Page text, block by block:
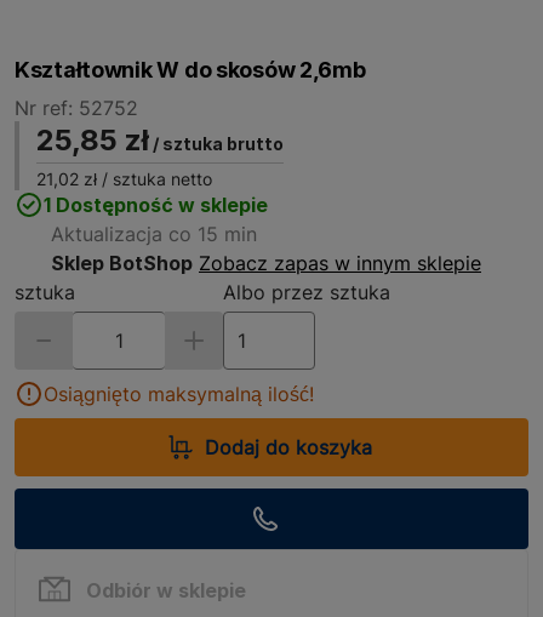
Kształtownik W do skosów 2,6mb
Nr ref: 52752
25,85 zł / sztuka brutto
21,02 zł / sztuka netto
1 Dostępność w sklepie
Aktualizacja co 15 min
Sklep BotShop Zobacz zapas w innym sklepie
sztuka
Albo przez sztuka
Osiągnięto maksymalną ilość!
Dodaj do koszyka
Odbiór w sklepie